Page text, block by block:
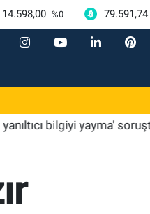
14.598,00 %0 79.591,74
bilgiyi yayma' soruşturması